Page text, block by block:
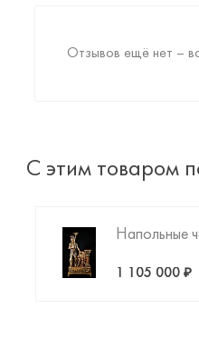
Отзывов ещё нет –
С этим товаром
Напольные
1 105 000 ₽